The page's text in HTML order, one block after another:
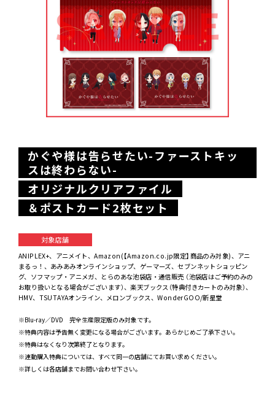
かぐや様は告らせたい-ファーストキッ
スは終わらない-
オリジナルクリアファイル
＆ポストカード2枚セット
対象店舗
ANIPLEX+、アニメイト、Amazon(【Amazon.co.jp限定】商品のみ対象)、アニ
まるっ！、あみあみオンラインショップ、ゲーマーズ、セブンネットショッピン
グ、ソフマップ・アニメガ、とらのあな池袋店・通信販売 （池袋店はご予約のみの
お取り扱いとなる場合がございます）、楽天ブックス（特典付きカートのみ対象）、
HMV、TSUTAYAオンライン、メロンブックス、WonderGOO/新星堂
※Blu-ray／DVD 完全生産限定版のみ対象です。
※特典内容は予告無く変更になる場合がございます。あらかじめご了承下さい。
※特典はなくなり次第終了となります。
※連動購入特典については、すべて同一の店舗にてお買い求めください。
※詳しくは各店舗までお問い合わせ下さい。